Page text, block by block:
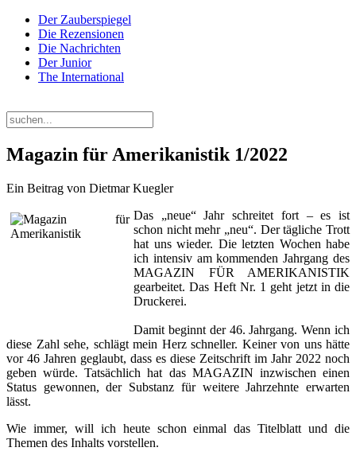
Der Zauberspiegel
Die Rezensionen
Die Nachrichten
Der Junior
The International
Magazin für Amerikanistik 1/2022
Ein Beitrag von Dietmar Kuegler
Das „neue“ Jahr schreitet fort – es ist
schon nicht mehr „neu“. Der tägliche Trott
hat uns wieder. Die letzten Wochen habe
ich intensiv am kommenden Jahrgang des
MAGAZIN FÜR AMERIKANISTIK
gearbeitet. Das Heft Nr. 1 geht jetzt in die
Druckerei.
Damit beginnt der 46. Jahrgang. Wenn ich
diese Zahl sehe, schlägt mein Herz schneller. Keiner von uns hätte
vor 46 Jahren geglaubt, dass es diese Zeitschrift im Jahr 2022 noch
geben würde. Tatsächlich hat das MAGAZIN inzwischen einen
Status gewonnen, der Substanz für weitere Jahrzehnte erwarten
lässt.
Wie immer, will ich heute schon einmal das Titelblatt und die
Themen des Inhalts vorstellen.